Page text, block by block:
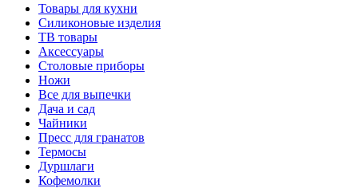
Товары для кухни
Силиконовые изделия
ТВ товары
Аксессуары
Столовые приборы
Ножи
Все для выпечки
Дача и сад
Чайники
Пресс для гранатов
Термосы
Дуршлаги
Кофемолки